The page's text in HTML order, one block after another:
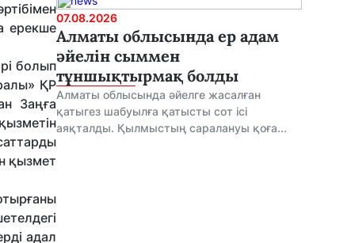
ерекше
болып
ҚР
Заңға
қызмет
адал
07.08.2026
Алматы облысында ер адам
әйелін сыммен
тұншықтырмақ болды
Алматы облысында әйелге жасалған
қатыгез шабуылға қатысты сот ісі
аяқталды. Қылмыстың саралануы қоға...